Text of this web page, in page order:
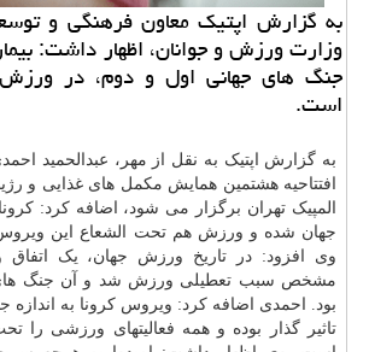
به گزارش اپتیك معاون فرهنگی و
وزارت ورزش و جوانان، اظهار داشت:
جنگ های جهانی اول و دوم، در ورزش
است.
به گزارش اپتیک به نقل از مهر، عبدالحمید
افتتاحیه هشتمین همایش مکمل های غذایی و
المپیک تهران برگزار می شود، اضافه کرد:
جهان شده و ورزش هم تحت الشعاع این
وی افزود: در تاریخ ورزش جهان، یک اتفاق
مشخص سبب تعطیلی ورزش شد و آن جنگ های
بود. احمدی اضافه کرد: ویروس کرونا به
تاثیر گذار بوده و همه فعالیتهای ورزشی را